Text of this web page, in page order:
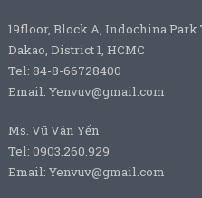
19floor, Block A, Indochina Park
Dakao, District 1, HCMC
Tel: 84-8-66728400
Email: Yenvuv@gmail.com
Ms. Vũ Vân Yến
Tel: 0903.260.929
Email: Yenvuv@gmail.com